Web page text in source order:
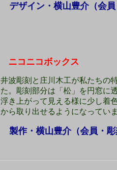
デザイン・横山豊介（会員
ニコニコボックス
井波彫刻と庄川木工が私たちの
た。彫刻部分は「松」を円窓に
浮き上がって見える様に少し着
から取り出せるようになってい
製作・横山豊介（会員・彫